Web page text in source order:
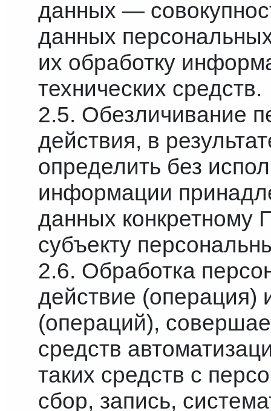
данных —
данных
их обработку
технических средств.
2.5. Обезличивание
действия, в
определить без
информации
данных конкретному
субъекту
2.6. Обработка
действие (операция)
(операций),
средств
таких средств с
сбор, запись,